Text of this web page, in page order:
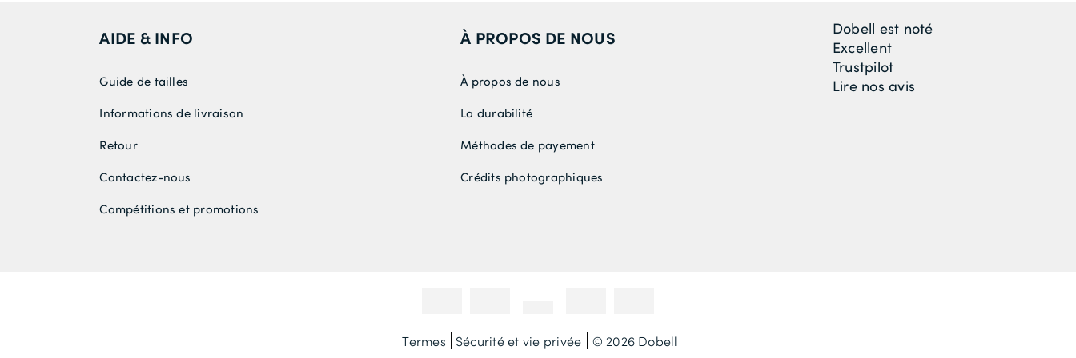
AIDE & INFO
Guide de tailles
Informations de livraison
Retour
Contactez-nous
Compétitions et promotions
À PROPOS DE NOUS
À propos de nous
La durabilité
Méthodes de payement
Crédits photographiques
Dobell est noté
Excellent
Trustpilot
Lire nos avis
Termes Sécurité et vie privée © 2026 Dobell